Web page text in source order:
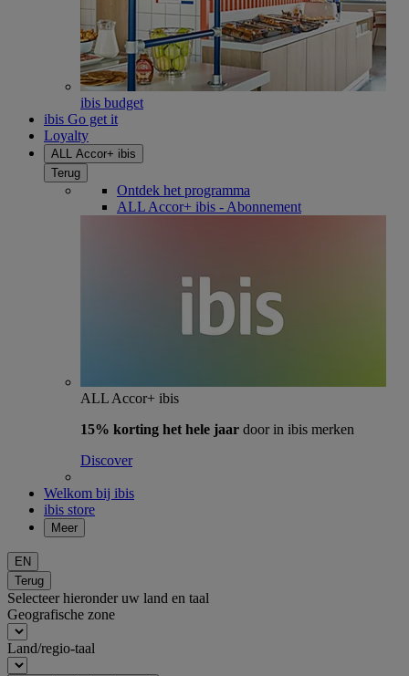
ibis budget
ibis Go get it
Loyalty
ALL Accor+ ibis
Terug
Ontdek het programma
ALL Accor+ ibis - Abonnement
ALL Accor+ ibis
15% korting het hele jaar door in ibis merken
Discover
Welkom bij ibis
ibis store
Meer
EN
Terug
Selecteer hieronder uw land en taal
Geografische zone
Land/regio-taal